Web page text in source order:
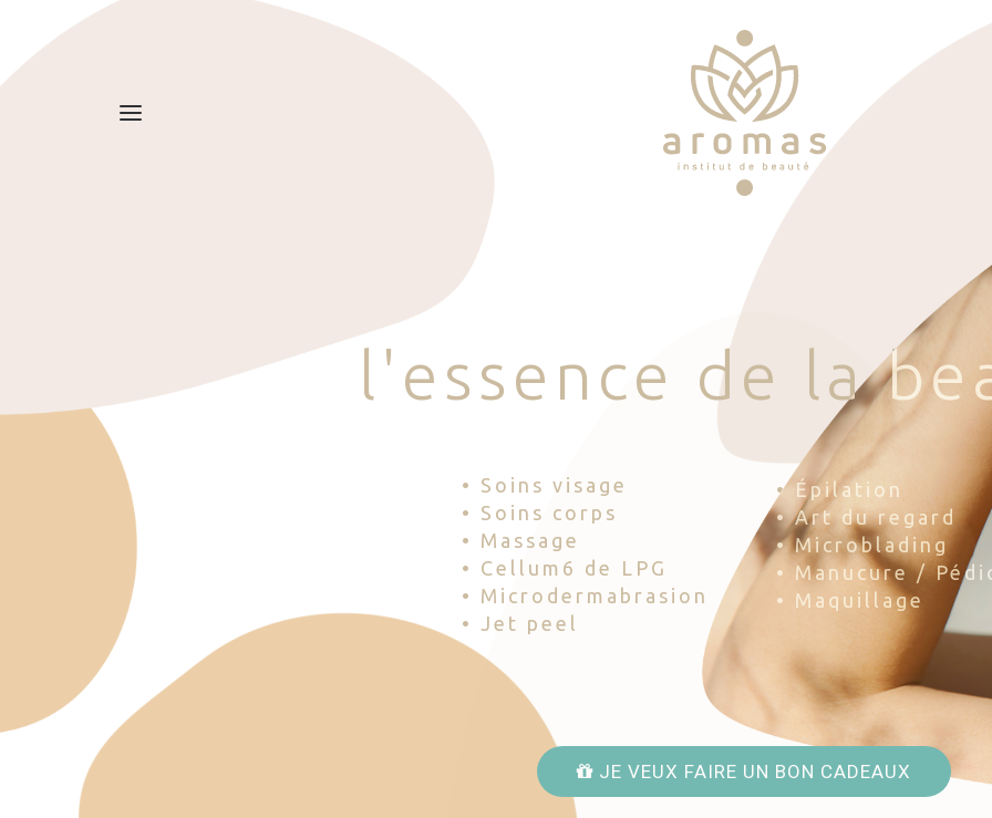
l 'esse nce d e la be
• Soins visage
• Soins corps
• Massage
• Cellum6 de LPG
• Microdermabrasion
• Jet peel
• Épilation
• Art du regard
• Microblading
• Manucure /
• Maquillage
JE VEUX FAIRE UN BON CADEAUX